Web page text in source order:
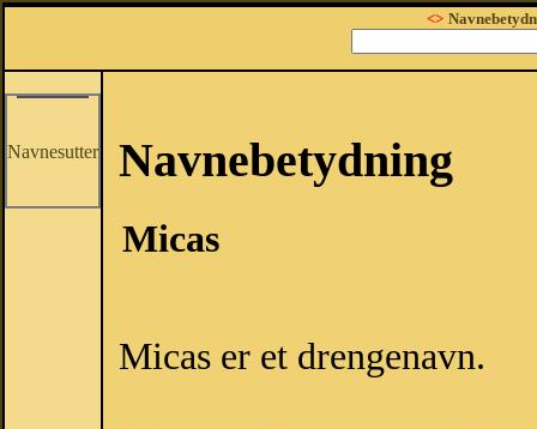
<>
Navnesutter Navnebetydning
Micas
Micas er et drengenavn.